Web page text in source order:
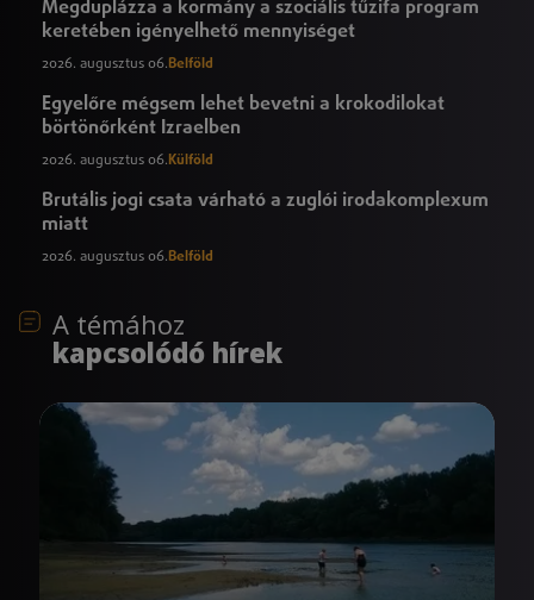
Megduplázza a kormány a szociális tűzifa program
keretében igényelhető mennyiséget
2026. augusztus 06.Belföld
Egyelőre mégsem lehet bevetni a krokodilokat
börtönőrként Izraelben
2026. augusztus 06. Külföld
Brutális jogi csata várható a zuglói irodakomplexum
miatt
2026. augusztus 06.Belföld
A témához
kapcsolódó hírek